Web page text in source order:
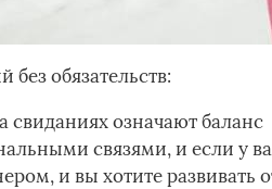
обязательств:
свиданиях означают баланс
связями, и если у
и вы хотите развивать